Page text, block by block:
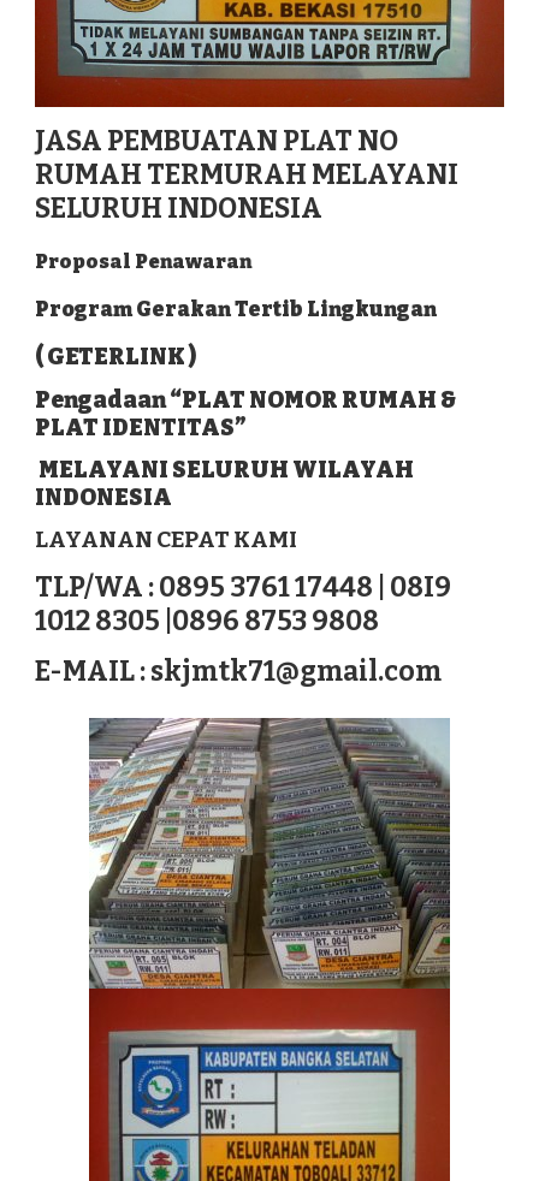
JASA PEMBUATAN PLAT NO
RUMAH TERMURAH MELAYANI
SELURUH INDONESIA
Proposal Penawaran
Program Gerakan Tertib Lingkungan
( GETERLINK )
Pengadaan “PLAT NOMOR RUMAH &
PLAT IDENTITAS”
MELAYANI SELURUH WILAYAH
INDONESIA
LAYANAN CEPAT KAMI
TLP/WA : 0895 3761 17448 | 08I9
1012 8305 |0896 8753 9808
E-MAIL :skjmtk71@gmail.com